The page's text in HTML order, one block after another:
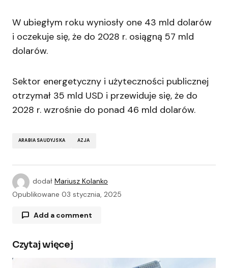
W ubiegłym roku wyniosły one 43 mld dolarów
i oczekuje się, że do 2028 r. osiągną 57 mld
dolarów.
Sektor energetyczny i użyteczności publicznej
otrzymał 35 mld USD i przewiduje się, że do
2028 r. wzrośnie do ponad 46 mld dolarów.
ARABIA SAUDYJSKA AZJA
dodał Mariusz Kolanko
Opublikowane 03 stycznia, 2025
Add a comment
Twój adres e-mail nie zostanie opublikowany.
Czytaj więcej